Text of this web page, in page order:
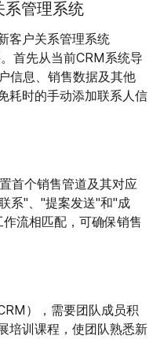
系管理系统
客户关系管理系统
首先从当前CRM系统导
信息、销售数据及其他
耗时的手动添加联系人信
首个销售管道及其对应
系"、"提案发送"和"成
流相匹配，可确保销售
），需要团队成员积
培训课程，使团队熟悉新